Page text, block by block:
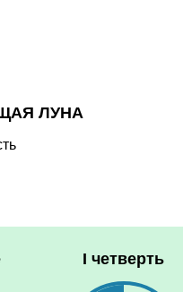
ЛУНА
I четверть